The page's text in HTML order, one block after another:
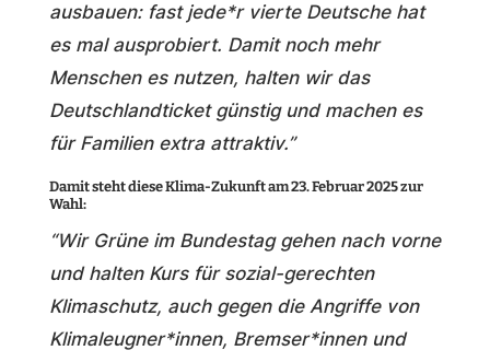
ausbauen: fast jede*r vierte Deutsche hat
es mal ausprobiert. Damit noch mehr
Menschen es nutzen, halten wir das
Deutschlandticket günstig und machen es
für Familien extra attraktiv.”
Damit steht diese Klima-Zukunft am 23. Februar 2025 zur
Wahl:
“Wir Grüne im Bundestag gehen nach vorne
und halten Kurs für sozial-gerechten
Klimaschutz, auch gegen die Angriffe von
Klimaleugner*innen, Bremser*innen und